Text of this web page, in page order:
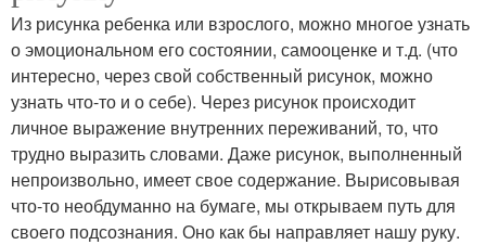
Из рисунка ребенка или взрослого, можно многое узнать
о эмоциональном его состоянии, самооценке и т.д. (что
интересно, через свой собственный рисунок, можно
узнать что-то и о себе). Через рисунок происходит
личное выражение внутренних переживаний, то, что
трудно выразить словами. Даже рисунок, выполненный
непроизвольно, имеет свое содержание. Вырисовывая
что-то необдуманно на бумаге, мы открываем путь для
своего подсознания. Оно как бы направляет нашу руку.